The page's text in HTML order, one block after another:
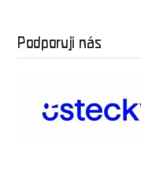
Podporují nás